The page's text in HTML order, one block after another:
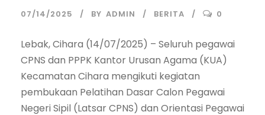
07/14/2025 BY ADMIN BERITA 0
Lebak, Cihara (14/07/2025) – Seluruh pegawai
CPNS dan PPPK Kantor Urusan Agama (KUA)
Kecamatan Cihara mengikuti kegiatan
pembukaan Pelatihan Dasar Calon Pegawai
Negeri Sipil (Latsar CPNS) dan Orientasi Pegawai